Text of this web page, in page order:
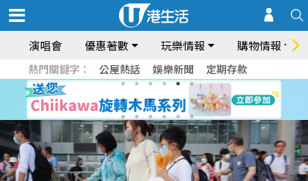
演唱會 優惠著數 玩樂情報 購物情報
熱門關鍵字： 公屋熱話 娛樂新聞 定期存款